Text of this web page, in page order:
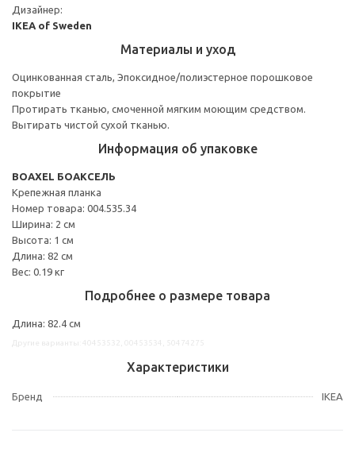
Дизайнер:
IKEA of Sweden
Материалы и уход
Оцинкованная сталь, Эпоксидное/полиэстерное порошковое
покрытие
Протирать тканью, смоченной мягким моющим средством.
Вытирать чистой сухой тканью.
Информация об упаковке
BOAXEL БОАКСЕЛЬ
Крепежная планка
Номер товара: 004.535.34
Ширина: 2 см
Высота: 1 см
Длина: 82 см
Вес: 0.19 кг
Подробнее о размере товара
Длина: 82.4 см
Характеристики
Бренд IKEA